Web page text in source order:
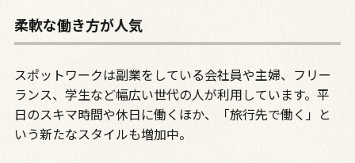
柔軟な働き方が人気
スポットワークは副業をしている会社員や主婦、フリー
ランス、学生など幅広い世代の人が利用しています。平
日のスキマ時間や休日に働くほか、「旅行先で働く」と
いう新たなスタイルも増加中。